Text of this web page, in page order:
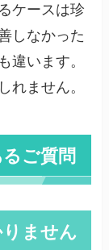
ケースは珍
しなかった
違います。
れません。
ご質問
ません